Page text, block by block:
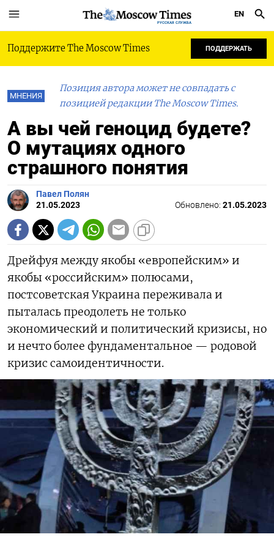
РУССКАЯ СЛУЖБА
EN
Поддержите The Moscow Times ПОДДЕРЖАТЬ
МНЕНИЯ
Позиция автора может не совпадать с
позицией редакции The Moscow Times.
А вы чей геноцид будете?
О мутациях одного
страшного понятия
Павел Полян
21.05.2023
Обновлено: 21.05.2023
Дрейфуя между якобы «европейским» и
якобы «российским» полюсами,
постсоветская Украина переживала и
пыталась преодолеть не только
экономический и политический кризисы, но
и нечто более фундаментальное — родовой
кризис самоидентичности.